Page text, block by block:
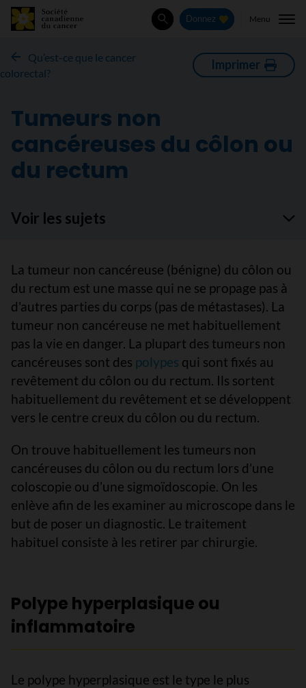
Rechercher
Donnez Menu
Qu’est-ce que le cancer
colorectal?
Imprimer
Tumeurs non
cancéreuses du côlon ou
du rectum
Voir les sujets
La tumeur non cancéreuse (bénigne) du côlon ou
du rectum est une masse qui ne se propage pas à
d'autres parties du corps (pas de métastases). La
tumeur non cancéreuse ne met habituellement
pas la vie en danger. La plupart des tumeurs non
cancéreuses sont des polypes qui sont fixés au
revêtement du côlon ou du rectum. Ils sortent
habituellement du revêtement et se développent
vers le centre creux du côlon ou du rectum.
On trouve habituellement les tumeurs non
cancéreuses du côlon ou du rectum lors d’une
coloscopie ou d’une sigmoïdoscopie. On les
enlève afin de les examiner au microscope dans le
but de poser un diagnostic. Le traitement
habituel consiste à les retirer par chirurgie.
Polype hyperplasique ou
inflammatoire
Le polype hyperplasique est le type le plus